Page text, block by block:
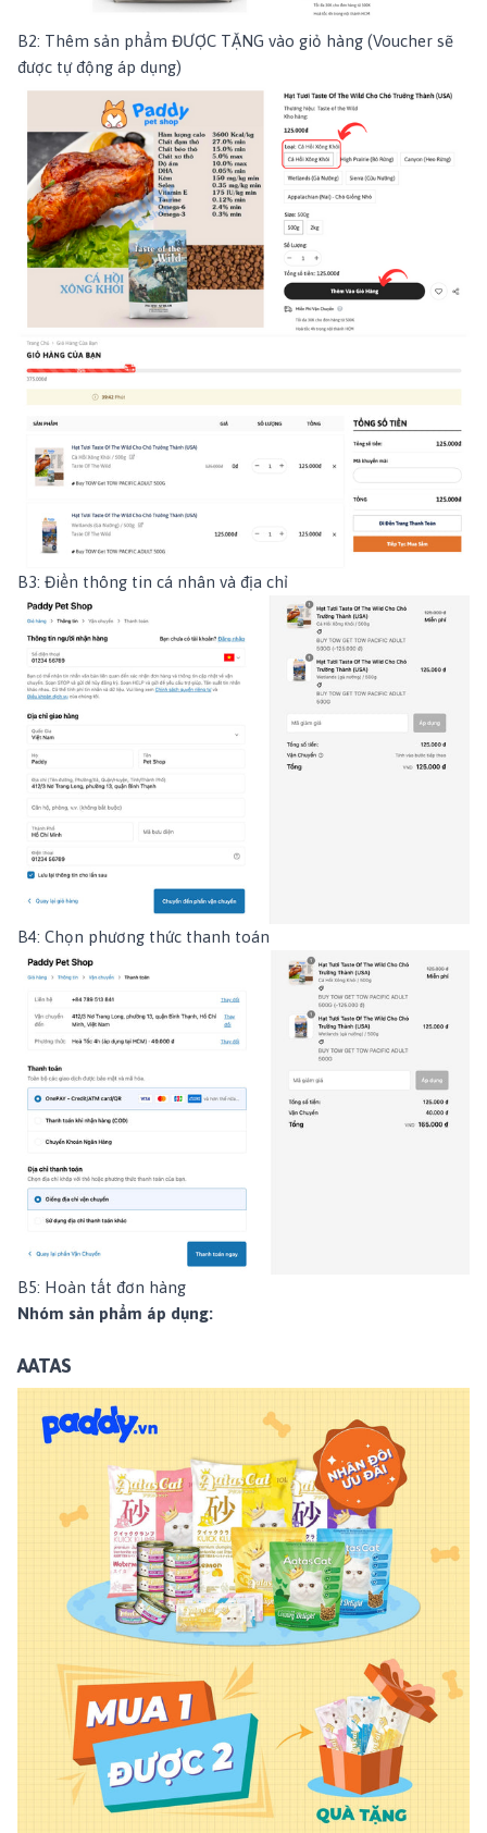
B2: Thêm sản phẩm ĐƯỢC TẶNG vào giỏ hàng (Voucher sẽ
được tự động áp dụng)
B3: Điền thông tin cá nhân và địa chỉ
B4: Chọn phương thức thanh toán
B5: Hoàn tất đơn hàng
Nhóm sản phẩm áp dụng:
AATAS